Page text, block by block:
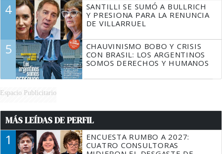
4
SANTILLI SE SUMÓ A BULLRICH
Y PRESIONA PARA LA RENUNCIA
DE VILLARRUEL
5
CHAUVINISMO BOBO Y CRISIS
CON BRASIL: LOS ARGENTINOS
SOMOS DERECHOS Y HUMANOS
Espacio Publicitario
MÁS LEÍDAS DE PERFIL
1
ENCUESTA RUMBO A 2027:
CUATRO CONSULTORAS